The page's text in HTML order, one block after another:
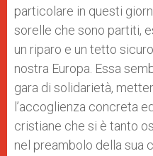
particolare in questi
sorelle che sono partiti,
un riparo e un tetto
nostra Europa. Essa
gara di solidarietà,
l’accoglienza concreta
cristiane che si è tanto
nel preambolo della sua